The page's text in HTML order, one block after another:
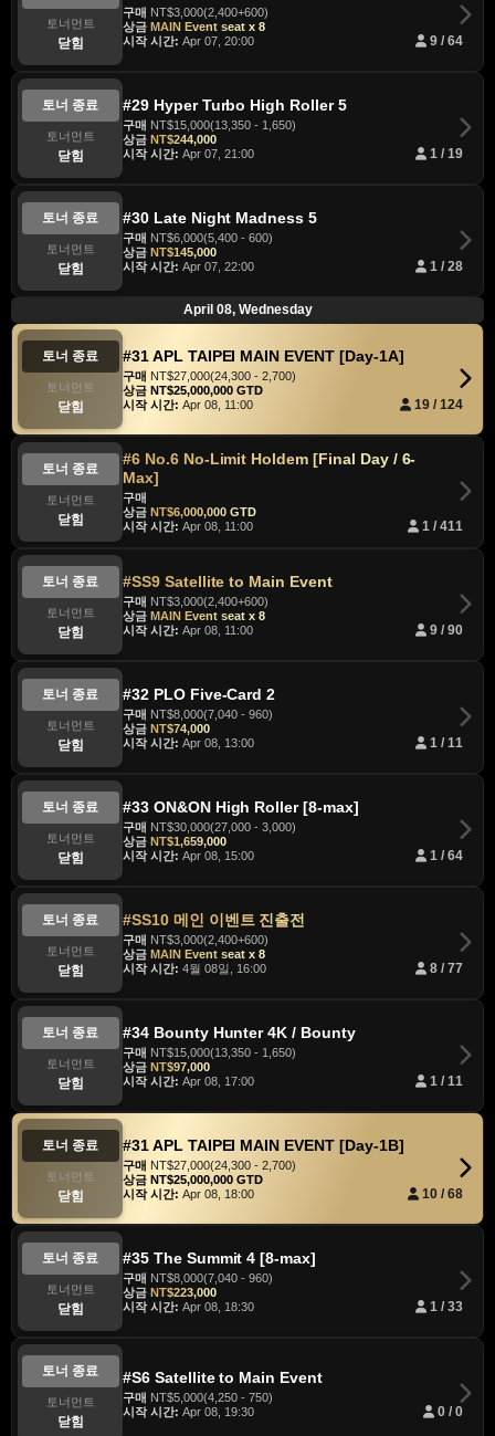
토너먼트
닫힘
구매 NT$3,000(2,400+600)
상금 MAIN Event seat x 8
시작 시간: Apr 07, 20:00 9 / 64
토너 종료
토너먼트
닫힘
#29 Hyper Turbo High Roller 5
구매 NT$15,000(13,350 - 1,650)
상금 NT$244,000
시작 시간: Apr 07, 21:00 1 / 19
토너 종료
토너먼트
닫힘
#30 Late Night Madness 5
구매 NT$6,000(5,400 - 600)
상금 NT$145,000
시작 시간: Apr 07, 22:00 1 / 28
April 08, Wednesday
토너 종료
토너먼트
닫힘
#31 APL TAIPEI MAIN EVENT [Day-1A]
구매 NT$27,000(24,300 - 2,700)
상금 NT$25,000,000 GTD
시작 시간: Apr 08, 11:00 19 / 124
토너 종료
토너먼트
닫힘
#6 No.6 No-Limit Holdem [Final Day / 6-
Max]
구매
상금 NT$6,000,000 GTD
시작 시간: Apr 08, 11:00 1 / 411
토너 종료
토너먼트
닫힘
#SS9 Satellite to Main Event
구매 NT$3,000(2,400+600)
상금 MAIN Event seat x 8
시작 시간: Apr 08, 11:00 9 / 90
토너 종료
토너먼트
닫힘
#32 PLO Five-Card 2
구매 NT$8,000(7,040 - 960)
상금 NT$74,000
시작 시간: Apr 08, 13:00 1 / 11
토너 종료
토너먼트
닫힘
#33 ON&ON High Roller [8-max]
구매 NT$30,000(27,000 - 3,000)
상금 NT$1,659,000
시작 시간: Apr 08, 15:00 1 / 64
토너 종료
토너먼트
닫힘
#SS10 메인 이벤트 진출전
구매 NT$3,000(2,400+600)
상금 MAIN Event seat x 8
시작 시간: 4월 08일, 16:00 8 / 77
토너 종료
토너먼트
닫힘
#34 Bounty Hunter 4K / Bounty
구매 NT$15,000(13,350 - 1,650)
상금 NT$97,000
시작 시간: Apr 08, 17:00 1 / 11
토너 종료
토너먼트
닫힘
#31 APL TAIPEI MAIN EVENT [Day-1B]
구매 NT$27,000(24,300 - 2,700)
상금 NT$25,000,000 GTD
시작 시간: Apr 08, 18:00 10 / 68
토너 종료
토너먼트
닫힘
#35 The Summit 4 [8-max]
구매 NT$8,000(7,040 - 960)
상금 NT$223,000
시작 시간: Apr 08, 18:30 1 / 33
토너 종료
토너먼트
닫힘
#S6 Satellite to Main Event
구매 NT$5,000(4,250 - 750)
시작 시간: Apr 08, 19:30 0 / 0